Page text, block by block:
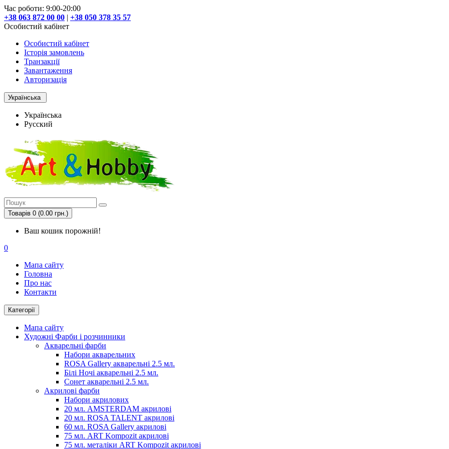
Час роботи: 9:00-20:00
+38 063 872 00 00 | +38 050 378 35 57
Особистий кабінет
Особистий кабінет
Історія замовлень
Транзакції
Завантаження
Авторизація
Українська
Українська
Русский
Товарів 0 (0.00 грн.)
Ваш кошик порожній!
0
Мапа сайту
Головна
Про нас
Контакти
Категорії
Мапа сайту
Художні Фарби і розчинники
Акварельні фарби
Набори акварельних
ROSA Gallery акварельні 2.5 мл.
Білі Ночі акварельні 2.5 мл.
Сонет акварельні 2.5 мл.
Акрилові фарби
Набори акрилових
20 мл. AMSTERDAM акрилові
20 мл. ROSA TALENT акрилові
60 мл. ROSA Gallery акрилові
75 мл. ART Kompozit акрилові
75 мл. металіки ART Kompozit акрилові